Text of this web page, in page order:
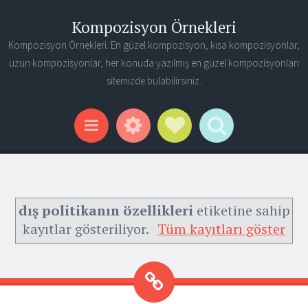
Kompozisyon Örnekleri
Kompozisyon Örnekleri. En güzel kompozisyon, kısa kompozisyonlar,
uzun kompozisyonlar, her konuda yazılmış en güzel kompozisyonları
sitemizde bulabilirsiniz.
Menu WidgetsSocial Links
Search
dış politikanın özelliklerietiketine sahip
kayıtlar gösteriliyor. Tüm kayıtları göster